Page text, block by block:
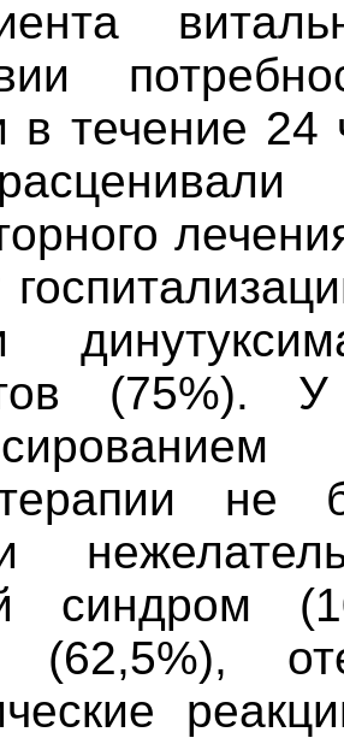
в течение 24
не
синдром
(62,5%),